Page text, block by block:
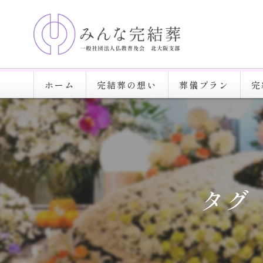
ホーム 完結葬の想い 葬儀プラン
タグ